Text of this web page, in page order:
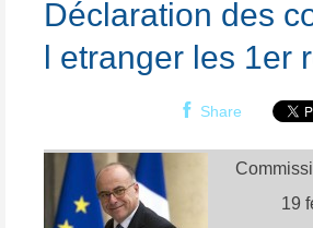
Déclaration des
l etranger les 1er
Share
19